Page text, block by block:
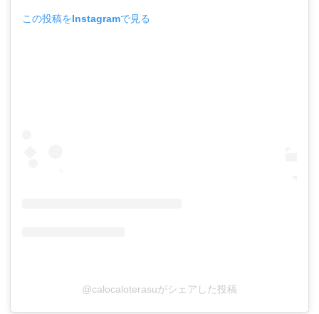
この投稿をInstagramで見る
@calocaloterasuがシェアした投稿